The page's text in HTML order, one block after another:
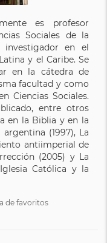
es profesor
Sociales de la
investigador en el
y el Caribe. Se
en la cátedra de
facultad y como
Ciencias Sociales.
entre otros
en la Biblia y en la
(1997), La
antiimperial de
(2005) y La
Católica y la
de favoritos